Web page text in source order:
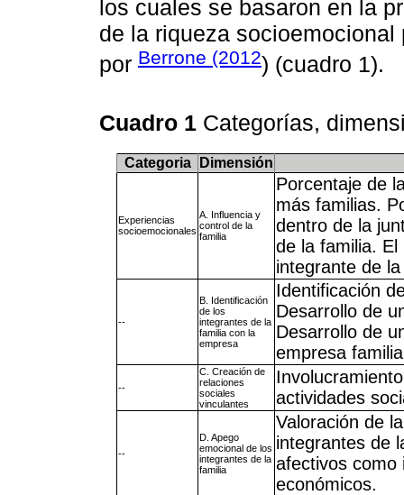
los cuales se basaron en la
de la riqueza
por Berrone (2012) (cuadro 1).
Cuadro 1 Categorías,
Categoria Dimensión
Experiencias
socioemocionales
A. Influencia y
control de la
familia
Porcentaje de
más familias.
dentro de la
de la familia.
integrante de
--
B. Identificación
de los
integrantes de la
familia con la
empresa
Identificación
Desarrollo de
Desarrollo de
empresa
--
C. Creación de
relaciones
sociales
vinculantes
actividades
--
D. Apego
emocional de los
integrantes de la
familia
Valoración de
integrantes de
afectivos como
económicos.